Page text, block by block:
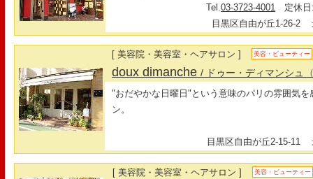
Tel.03-3723-4001 定休日
目黒区自由が丘1-26-2
[ 美容院・美容室・ヘアサロン ] 美容・ビューティー
doux dimanche/ ドゥー・ディマンシュ
"おだやかな日曜日"という意味のパリの雰囲気
ン。
目黒区自由が丘2-15-11
[ 美容院・美容室・ヘアサロン ] 美容・ビューティー